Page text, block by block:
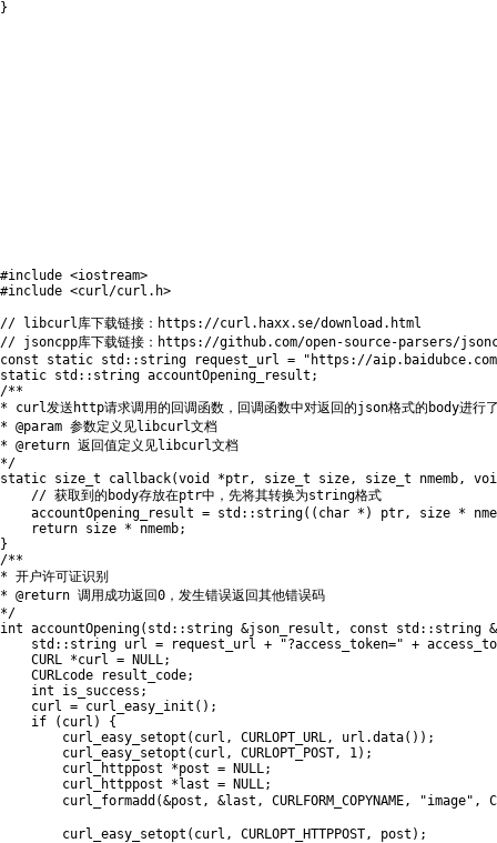
}
#include <iostream>
#include <curl/curl.h>
// libcurl库下载链接：https://curl.haxx.se/download.html
// jsoncpp库下载链接：https://github.com/open-source-parsers/
const
static std :: string request_url =
"https://
static std :: string accountOpening_result ;
/**
* curl发送http请求调用的回调函数，回调函数中对返回的json格式的body进行了
* @param 参数定义见libcurl文档
* @return 返回值定义见libcurl文档
*/
static size_t callback(void *ptr, size_t size, size_t nmemb,
// 获取到的body存放在ptr中，先将其转换为string格式
    accountOpening_result
= std :: string( ( char * ) ptr, size *
return size * nmemb;
}
/**
* 开户许可证识别
* @return 调用成功返回0，发生错误返回其他错误码
*/
int accountOpening( std :: string &json_result , const std :: string &
    std
:: string url = request_url + "?access_token=" +
    CURL
*curl = NULL;
    CURLcode result_code
;
int is_success ;
    curl
= curl_easy_init ( ) ;
if
( curl )
{
curl_easy_setopt ( curl , CURLOPT_URL, url .data( ) ) ;
curl_easy_setopt ( curl , CURLOPT_POST, 1) ;
        curl_httppost
*post = NULL;
        curl_httppost
* last = NULL;
curl_formadd (&post , &last , CURLFORM_COPYNAME, "image" ,
curl_easy_setopt ( curl , CURLOPT_HTTPPOST, post ) ;